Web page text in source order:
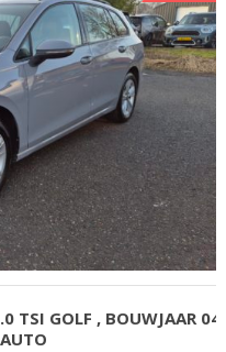
TSI GOLF , BOUWJAAR 04-